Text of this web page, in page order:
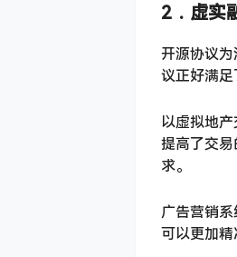
2． 虚实
开源协议
议正好满足
以虚拟地
提高了交
求。
广告营销
可以更加